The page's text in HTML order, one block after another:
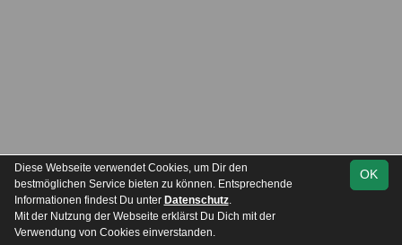
OK
Diese Webseite verwendet Cookies, um Dir den
bestmöglichen Service bieten zu können. Entsprechende
Informationen findest Du unter Datenschutz.
Mit der Nutzung der Webseite erklärst Du Dich mit der
Verwendung von Cookies einverstanden.